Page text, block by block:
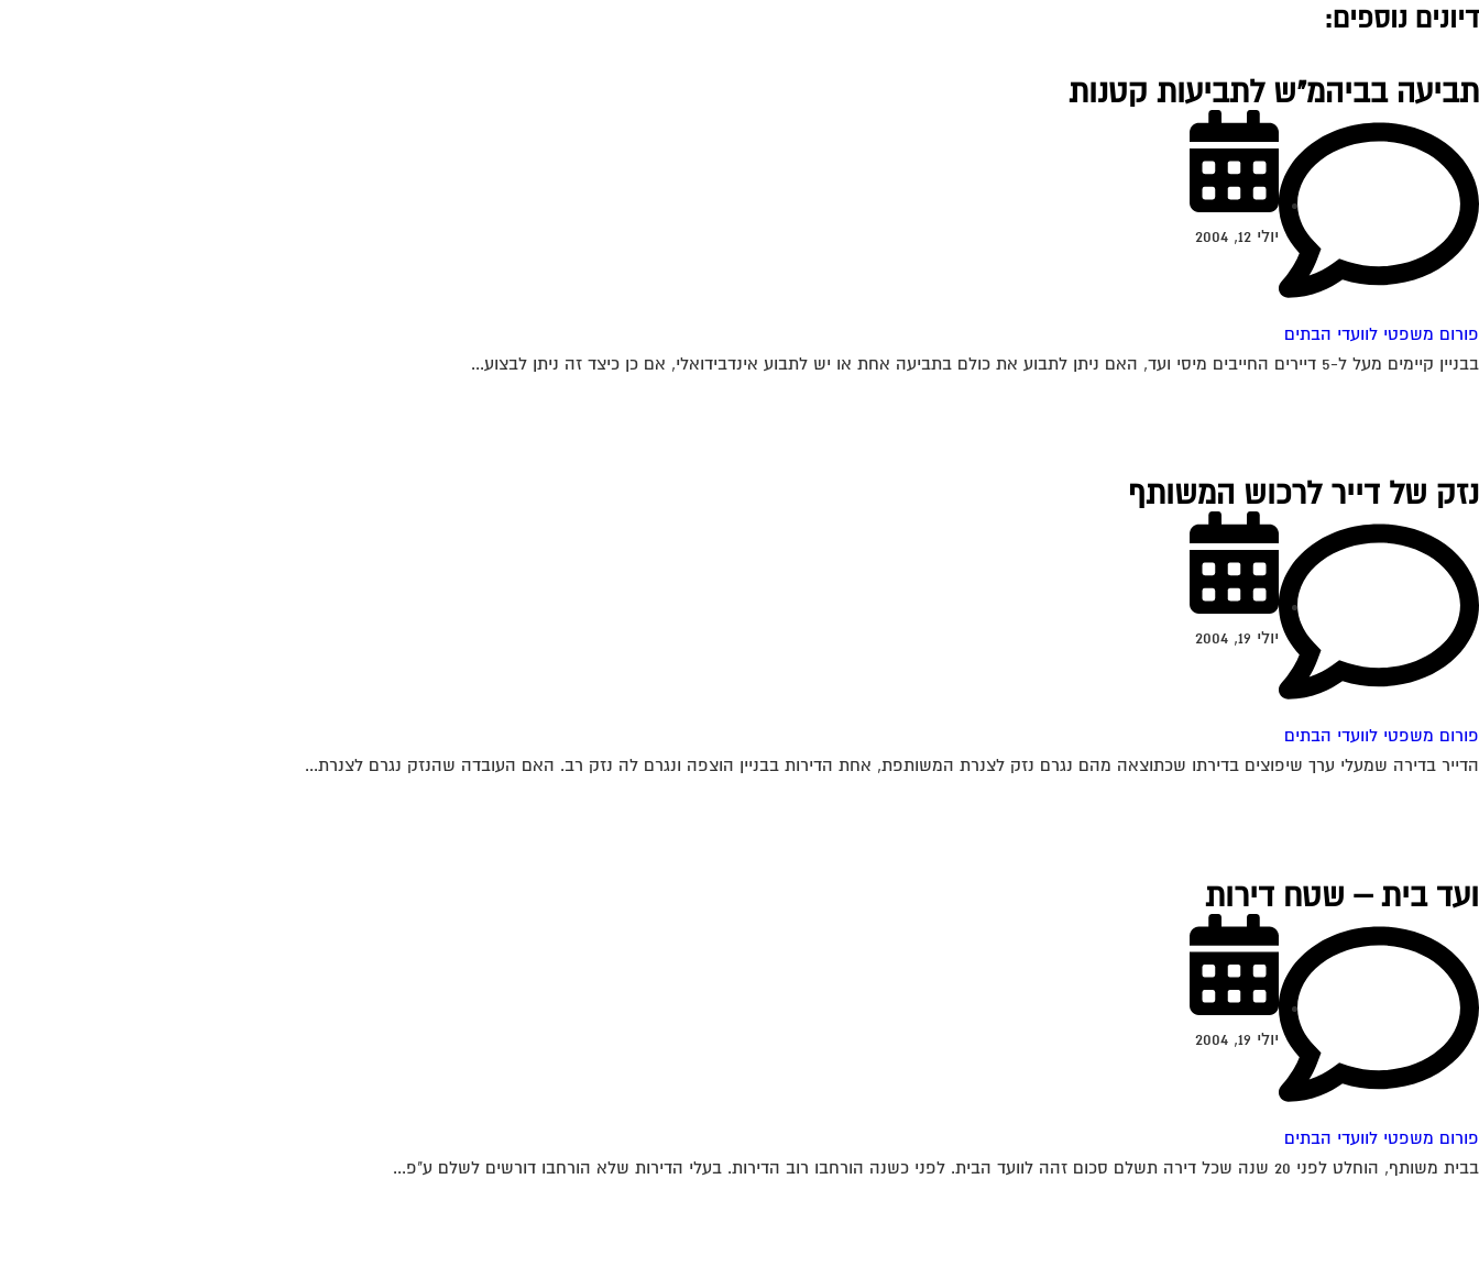
דיונים נוספים:
תביעה בביהמ"ש לתביעות קטנות
פורום משפטי לוועדי הבתים
יולי 12, 2004
בבניין קיימים מעל ל-5 דיירים החייבים מיסי ועד, האם ניתן לתבוע את כולם בתביעה אחת או יש לתבוע אינדבידואלי, אם כן כיצד זה ניתן לבצוע...
נזק של דייר לרכוש המשותף
פורום משפטי לוועדי הבתים
יולי 19, 2004
הדייר בדירה שמעלי ערך שיפוצים בדירתו שכתוצאה מהם נגרם נזק לצנרת המשותפת, אחת הדירות בבניין הוצפה ונגרם לה נזק רב. האם העובדה שהנזק נגרם לצנרת...
ועד בית – שטח דירות
פורום משפטי לוועדי הבתים
יולי 19, 2004
בבית משותף, הוחלט לפני 20 שנה שכל דירה תשלם סכום זהה לוועד הבית. לפני כשנה הורחבו רוב הדירות. בעלי הדירות שלא הורחבו דורשים לשלם ע"פ...